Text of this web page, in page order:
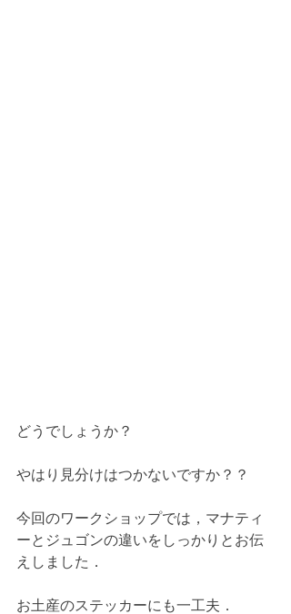
どうでしょうか？
やはり見分けはつかないですか？？
今回のワークショップでは，マナティ
ーとジュゴンの違いをしっかりとお伝
えしました．
お土産のステッカーにも一工夫．